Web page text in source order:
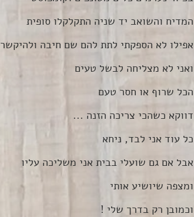
המדיח והשואב יד שניה התקלקלו סופית
אפילו לא הספקתי לתת להם שם חיבה ולהיקשר
ואני לא מצליחה לבשל טעים
הכל שרוף או חסר טעם
דווקא כשהכי צריכה הזנה ...
כל עוד אני לבד, ניחא
אבל אם גם שועלי בבית אני משליכה עליו
ומצפה שיושיע אותי
וכמובן רק בדרך שלי !